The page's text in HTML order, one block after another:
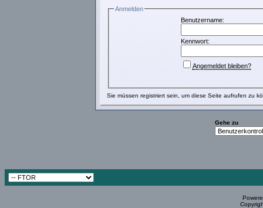
Anmelden
Benutzername:
Kennwort:
Angemeldet bleiben?
Sie müssen registriert sein, um diese Seite aufrufen zu
Gehe zu